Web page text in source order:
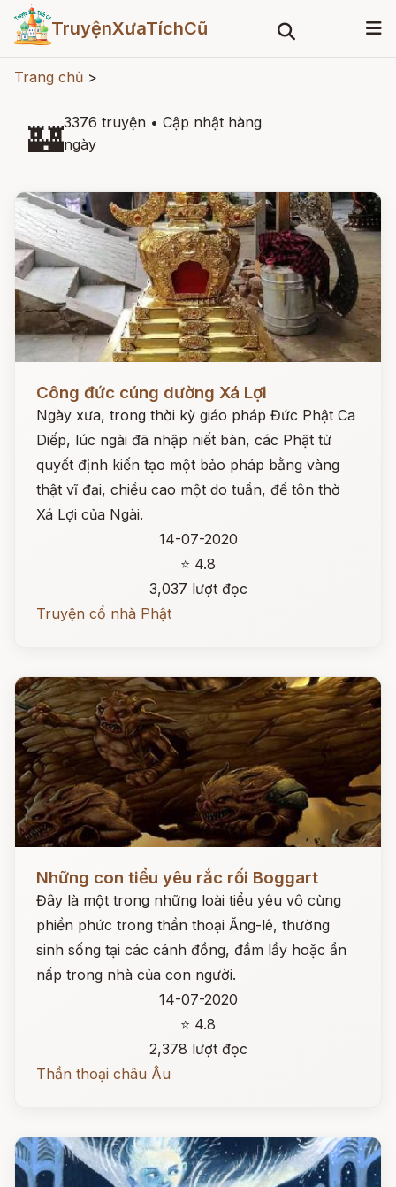
TruyệnXưaTíchCũ
Trang chủ >
🏰3376 truyện • Cập nhật hàng
ngày
Công đức cúng dường Xá Lợi
Ngày xưa, trong thời kỳ giáo pháp Đức Phật Ca
Diếp, lúc ngài đã nhập niết bàn, các Phật tử
quyết định kiến tạo một bảo pháp bằng vàng
thật vĩ đại, chiều cao một do tuần, để tôn thờ
Xá Lợi của Ngài.
14-07-2020
⭐ 4.8
3,037 lượt đọc
Truyện cổ nhà Phật
Những con tiểu yêu rắc rối Boggart
Đây là một trong những loài tiểu yêu vô cùng
phiền phức trong thần thoại Ăng-lê, thường
sinh sống tại các cánh đồng, đầm lầy hoặc ẩn
nấp trong nhà của con người.
14-07-2020
⭐ 4.8
2,378 lượt đọc
Thần thoại châu Âu